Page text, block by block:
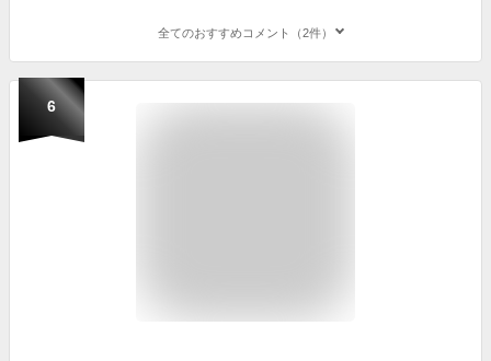
全てのおすすめコメント（2件）
6